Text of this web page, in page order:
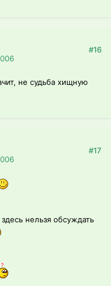
#16
не судьба хищную
#17
здесь нельзя обсуждать